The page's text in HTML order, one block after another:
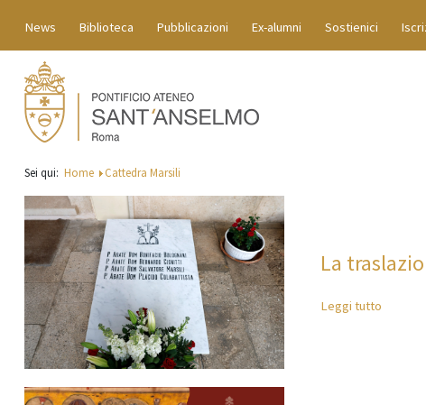
News Biblioteca Pubblicazioni Ex-alumni Sostienici
Sei qui: Home Cattedra Marsili
La
Leggi tutto